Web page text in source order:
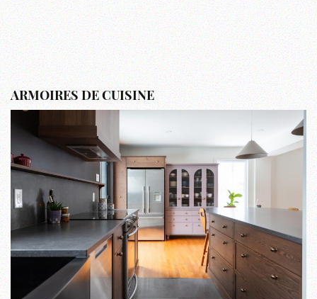
ARMOIRES DE CUISINE